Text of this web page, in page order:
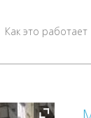
Как это работает